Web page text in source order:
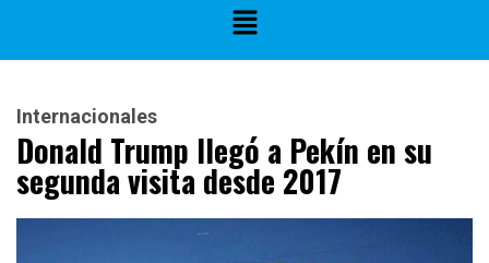
Internacionales
Donald Trump llegó a Pekín en su
segunda visita desde 2017